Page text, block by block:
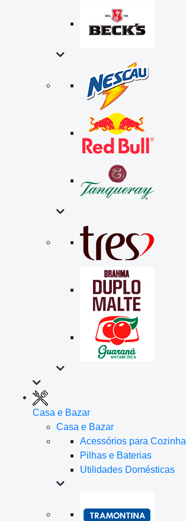
Casa e Bazar
Casa e Bazar
Acessórios para Cozinha
Pilhas e Baterias
Utilidades Domésticas